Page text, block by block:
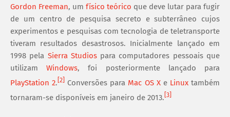
Gordon Freeman, um físico teórico que deve lutar para fugir
de um centro de pesquisa secreto e subterrâneo cujos
experimentos e pesquisas com tecnologia de teletransporte
tiveram resultados desastrosos. Inicialmente lançado em
1998 pela Sierra Studiospara computadores pessoais que
utilizamWindows, foi posteriormente lançado para
PlayStation 2. [2 Conversões para Mac OS Xe Linuxtambém
tornaram-se disponíveis em janeiro de 2013. 3